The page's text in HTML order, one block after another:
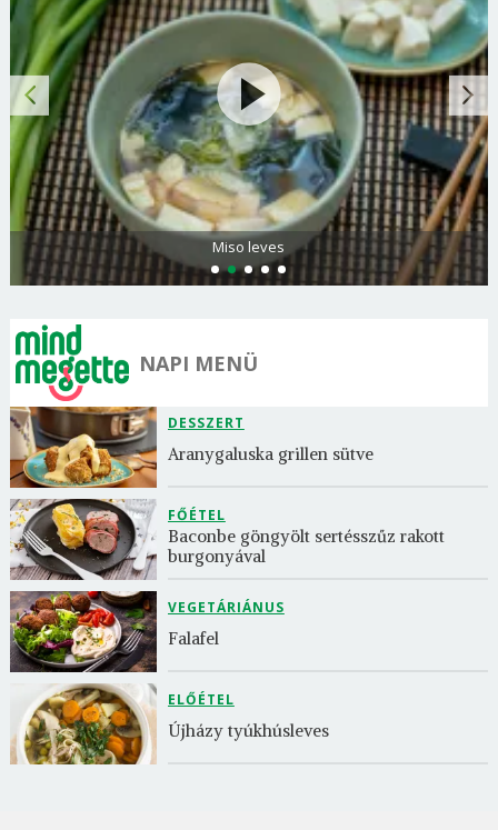
Miso leves
NAPI MENÜ
DESSZERT
Aranygaluska grillen sütve
FŐÉTEL
Baconbe göngyölt sertésszűz rakott
burgonyával
VEGETÁRIÁNUS
Falafel
ELŐÉTEL
Újházy tyúkhúsleves